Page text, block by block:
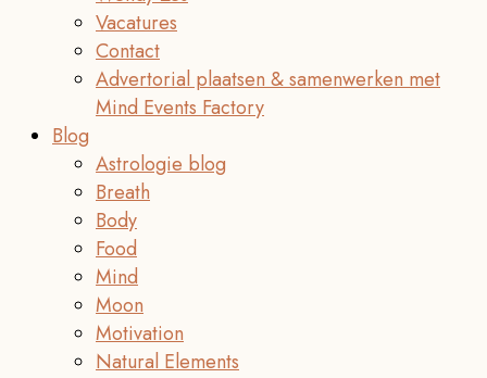
Vacatures
Contact
Advertorial plaatsen & samenwerken met
Mind Events Factory
Blog
Astrologie blog
Breath
Body
Food
Mind
Moon
Motivation
Natural Elements